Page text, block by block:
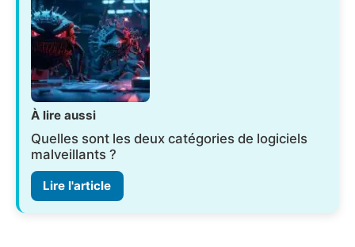
À lire aussi
Quelles sont les deux catégories de logiciels
malveillants ?
Lire l'article